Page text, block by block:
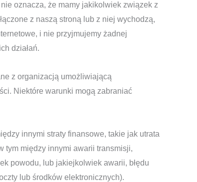
oznacza, że mamy jakikolwiek związek z
z naszą stroną lub z niej wychodzą,
i nie przyjmujemy żadnej
działań.
z organizacją umożliwiającą
Niektóre warunki mogą zabraniać
innymi straty finansowe, takie jak utrata
tym między innymi awarii transmisji,
powodu, lub jakiejkolwiek awarii, błędu
lub środków elektronicznych).